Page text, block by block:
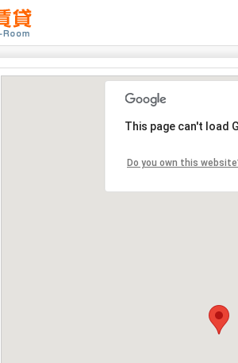
This page can't load
Do you own this